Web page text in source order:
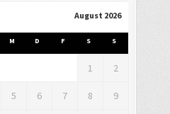
August 2026
M D F S S
1 2
5 6 7 8 9